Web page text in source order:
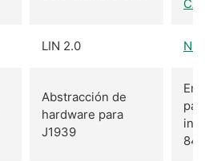
LIN 2.0 NI-
Abstracción de
hardware para
J1939
En